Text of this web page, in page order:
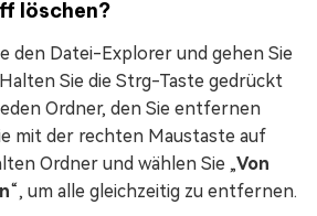
löschen?
den Datei-Explorer und gehen Sie
Sie die Strg-Taste gedrückt
Ordner, den Sie entfernen
mit der rechten Maustaste auf
Ordner und wählen Sie „Von
“, um alle gleichzeitig zu entfernen.